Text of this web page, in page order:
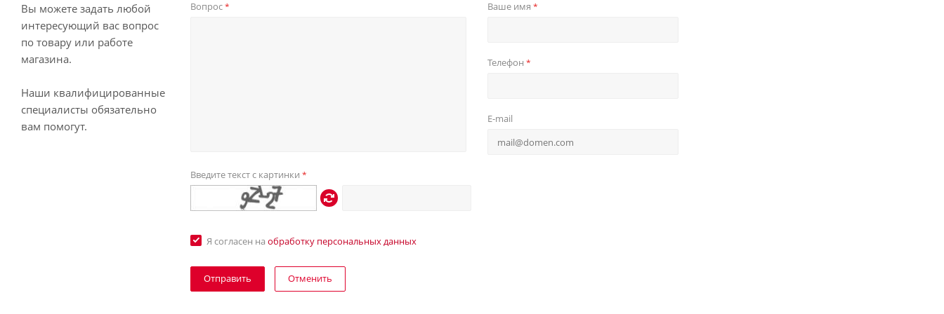
Вы можете задать любой
интересующий вас вопрос
по товару или работе
магазина.
Наши квалифицированные
специалисты обязательно
вам помогут.
Вопрос* Ваше имя *
Телефон *
E-mail
Введите текст с картинки*
Я согласен наобработку персональных данных
Отменить